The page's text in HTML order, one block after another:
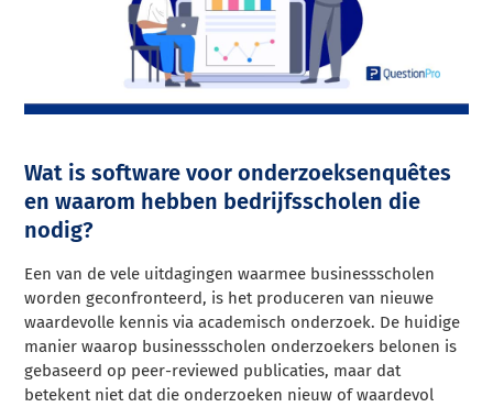
Wat is software voor onderzoeksenquêtes
en waarom hebben bedrijfsscholen die
nodig?
Een van de vele uitdagingen waarmee businessscholen
worden geconfronteerd, is het produceren van nieuwe
waardevolle kennis via academisch onderzoek. De huidige
manier waarop businessscholen onderzoekers belonen is
gebaseerd op peer-reviewed publicaties, maar dat
betekent niet dat die onderzoeken nieuw of waardevol